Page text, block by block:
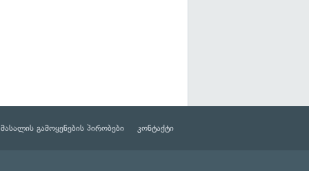
მასალის გამოყენების პირობები კონტაქტი